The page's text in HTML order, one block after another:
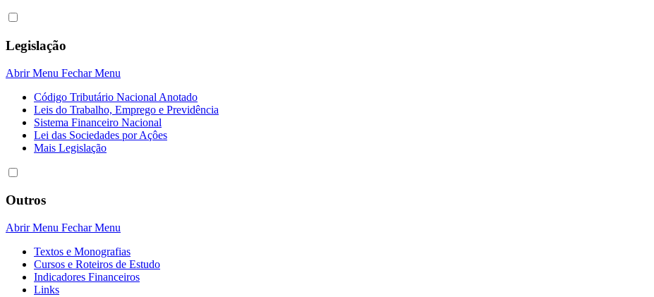
Legislação
Abrir Menu Fechar Menu
Código Tributário Nacional Anotado
Leis do Trabalho, Emprego e Previdência
Sistema Financeiro Nacional
Lei das Sociedades por Açôes
Mais Legislação
Outros
Abrir Menu Fechar Menu
Textos e Monografias
Cursos e Roteiros de Estudo
Indicadores Financeiros
Links